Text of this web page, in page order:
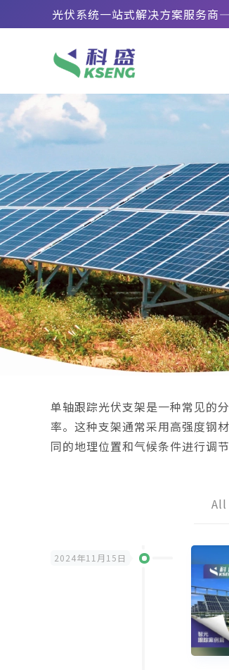
光伏系统一站式解决方案服务
单轴跟踪光伏支架是一种常见的
率。这种支架通常采用高强度钢
同的地理位置和气候条件进行调
All
2024年11月15日